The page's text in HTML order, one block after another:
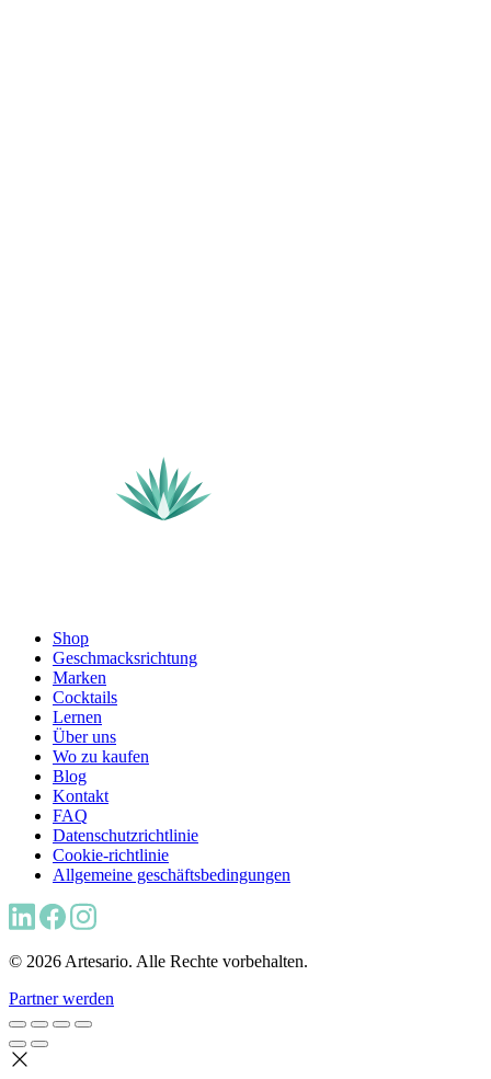
Shop
Geschmacksrichtung
Marken
Cocktails
Lernen
Über uns
Wo zu kaufen
Blog
Kontakt
FAQ
Datenschutzrichtlinie
Cookie-richtlinie
Allgemeine geschäftsbedingungen
© 2026 Artesario. Alle Rechte vorbehalten.
Partner werden